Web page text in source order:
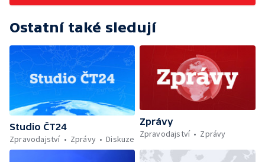
Ostatní také sledují
Studio ČT24
Zpravodajství
Zprávy Diskuze
Zprávy
Zpravodajství
Zprávy